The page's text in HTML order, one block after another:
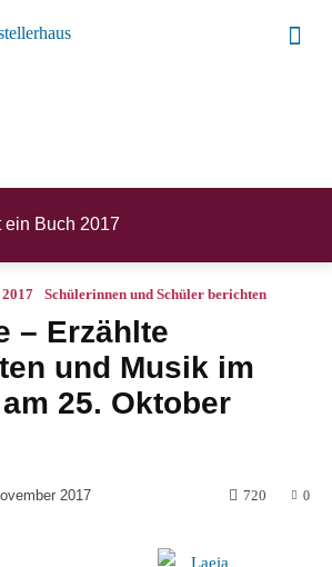
ein Buch 2017
Schülerinnen und Schüler berichten
– Erzählte
und Musik im
25. Oktober
2017 0
720